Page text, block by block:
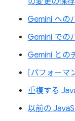
Gemini への
Gemini での
Gemini との
[パフォーマ
重複する
以前の